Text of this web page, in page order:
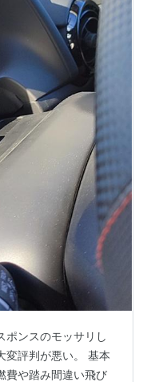
ポンスのモッサリし
変評判が悪い。 基本
費や踏み間違い飛び